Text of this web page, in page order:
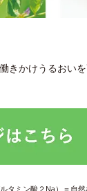
きかけうるおい
タミン酸２Na）＝自